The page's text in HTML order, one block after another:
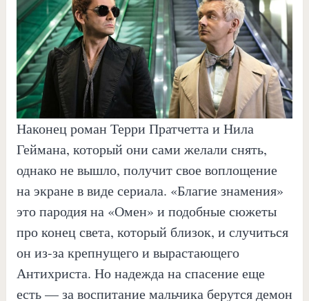
Наконец роман Терри Пратчетта и Нила
Геймана, который они сами желали снять,
однако не вышло, получит свое воплощение
на экране в виде сериала. «Благие знамения»
это пародия на «Омен» и подобные сюжеты
про конец света, который близок, и случиться
он из-за крепнущего и вырастающего
Антихриста. Но надежда на спасение еще
есть — за воспитание мальчика берутся демон